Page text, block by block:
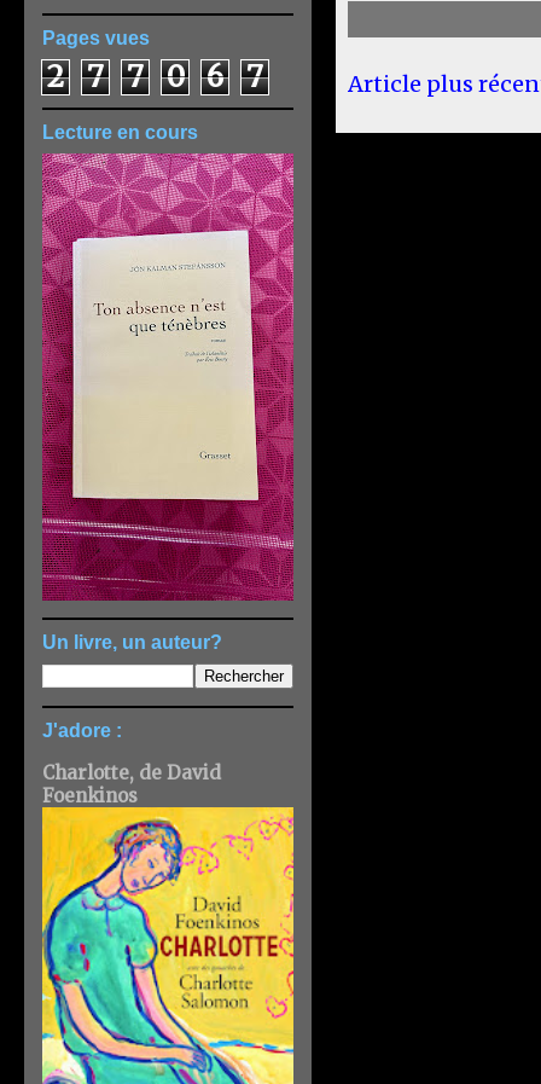
Article plus
Pages vues
2 7 7 0 6 7
Lecture en cours
Un livre, un auteur?
J'adore :
Charlotte, de David
Foenkinos